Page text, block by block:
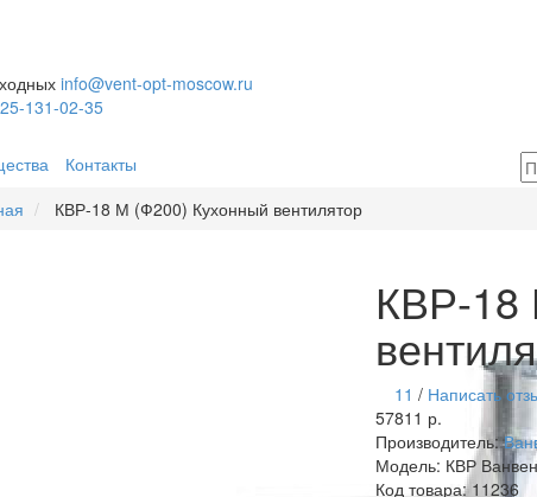
info@vent-opt-moscow.ru
131-02-35
Контакты
КВР-18 М (Ф200) Кухонный вентилятор
КВР-18
11 / Написать
57811 р.
Производитель:
Модель: КВР
Код товара:11236